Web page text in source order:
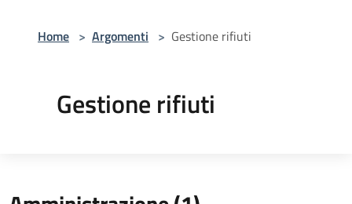
Home > Argomenti > Gestione rifiuti
Gestione rifiuti